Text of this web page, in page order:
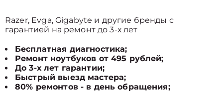
Razer, Evga, Gigabyte и другие бренды с
гарантией на ремонт до 3-х лет
Бесплатная диагностика;
Ремонт ноутбуков от 495 рублей;
До 3-х лет гарантии;
Быстрый выезд мастера;
80% ремонтов - в день обращения;